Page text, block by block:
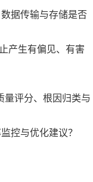
据传输与存储是否
产生有偏见、有害
量评分、根因归类与
控与优化建议？